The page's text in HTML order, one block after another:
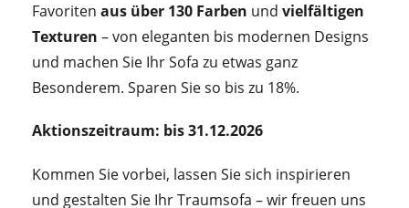
Favoriten aus über 130 Farben und vielfältigen
Texturen – von eleganten bis modernen Designs
und machen Sie Ihr Sofa zu etwas ganz
Besonderem. Sparen Sie so bis zu 18%.
Aktionszeitraum: bis 31.12.2026
Kommen Sie vorbei, lassen Sie sich inspirieren
und gestalten Sie Ihr Traumsofa – wir freuen uns